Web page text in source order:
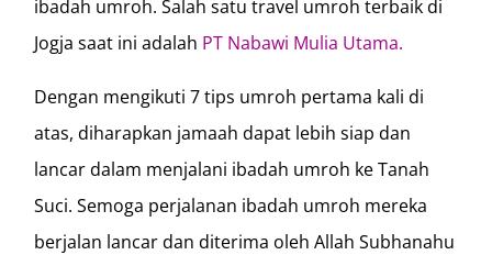
ibadah umroh. Salah satu travel umroh terbaik di
Jogja saat ini adalah PT Nabawi Mulia Utama.
Dengan mengikuti 7 tips umroh pertama kali di
atas, diharapkan jamaah dapat lebih siap dan
lancar dalam menjalani ibadah umroh ke Tanah
Suci. Semoga perjalanan ibadah umroh mereka
berjalan lancar dan diterima oleh Allah Subhanahu